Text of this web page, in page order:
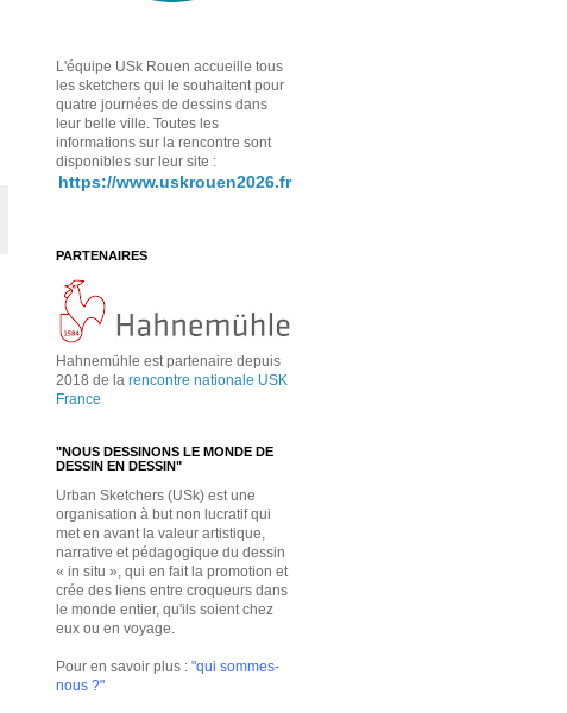
L'équipe USk Rouen accueille tous
les sketchers qui le souhaitent pour
quatre journées de dessins dans
leur belle ville. Toutes les
informations sur la rencontre sont
disponibles sur leur site :
https://www.uskrouen2026.fr
PARTENAIRES
Hahnemühle est partenaire depuis
2018 de la rencontre nationale USK
France
"NOUS DESSINONS LE MONDE DE
DESSIN EN DESSIN"
Urban Sketchers (USk) est une
organisation à but non lucratif qui
met en avant la valeur artistique,
narrative et pédagogique du dessin
« in situ », qui en fait la promotion et
crée des liens entre croqueurs dans
le monde entier, qu'ils soient chez
eux ou en voyage.
Pour en savoir plus : "qui sommes-
nous ?"